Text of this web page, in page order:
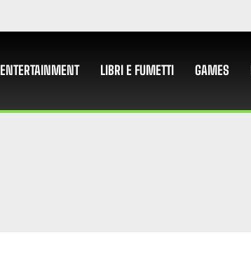
ENTERTAINMENT LIBRI E FUMETTI GAMES